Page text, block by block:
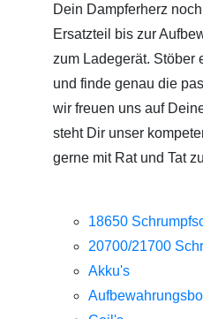
Dein Dampferherz
Ersatzteil bis zur
zum Ladegerät. Stöber
und finde genau die
wir freuen uns auf
steht Dir unser
gerne mit Rat und Tat
18650
20700/21700
Akku's